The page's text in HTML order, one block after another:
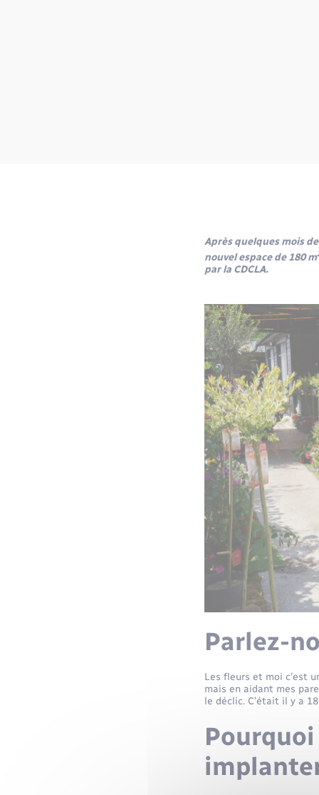
Après quelques mois
nouvel espace de 180 m
par la CDCLA.
Parlez-
Les fleurs et moi c’est
mais en aidant mes
le déclic. C’était il y a